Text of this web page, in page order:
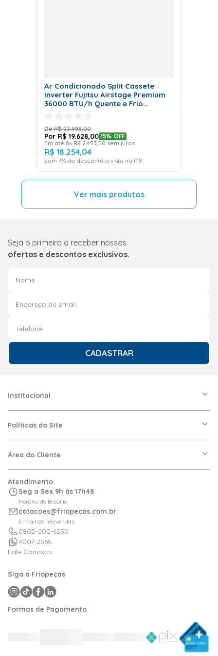
Ar Condicionado Split Cassete
Inverter Fujitsu Airstage Premium
36000 BTU/h Quente e Frio
R$ 22.998,00
R$ 19.628,00 15% OFF
Em até 8x R$ 2.453,50 sem juros
R$ 18.254,04
com 7% de desconto à vista no PIX
Seja o primeiro a receber nossas
ofertas e descontos exclusivos.
CADASTRAR
Institucional
Nossas Lojas
Dúvidas Frequentes
Políticas do Site
Política de Privacidade
Logística
Área do Cliente
Meus Pedidos
Calculadora de BTUs
Portal de Boletos
Orçamentos
Atendimento
Seg a Sex 9h às 17h48
Horário de Brasília
cotacoes@friopecas.com.br
E-mail de Televendas
0800-200-6550
4007-2565
Fale Conosco
Siga a Friopeças
Formas de Pagamento